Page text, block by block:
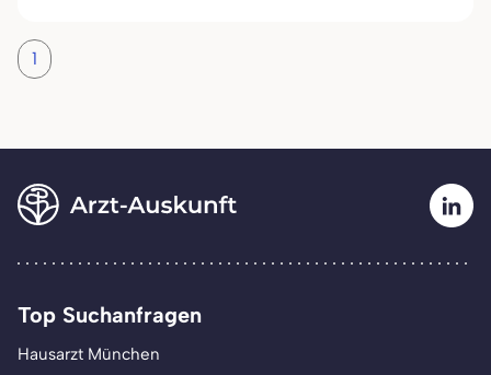
1
Top Suchanfragen
Hausarzt München